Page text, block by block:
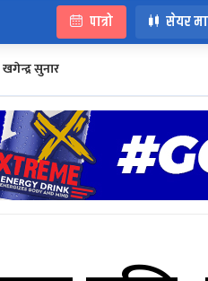
पात्रो सेयर
खगेन्द्र सुनार